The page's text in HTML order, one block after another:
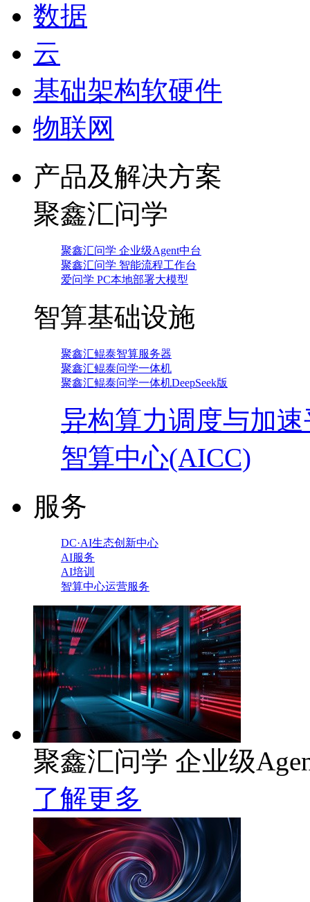
数据
云
基础架构软硬件
物联网
产品及解决方案
聚鑫汇问学
聚鑫汇问学 企业级Agent中台
聚鑫汇问学 智能流程工作台
爱问学 PC本地部署大模型
智算基础设施
聚鑫汇鲲泰智算服务器
聚鑫汇鲲泰问学一体机
聚鑫汇鲲泰问学一体机DeepSeek版
异构算力调度与加
智算中心(AICC)
服务
DC·AI生态创新中心
AI服务
AI培训
智算中心运营服务
聚鑫汇问学 企业级
了解更多